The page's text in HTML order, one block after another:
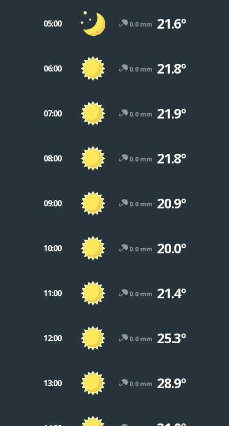
05:00 0.0 mm 21.6º
06:00 0.0 mm 21.8º
07:00 0.0 mm 21.9º
08:00 0.0 mm 21.8º
09:00 0.0 mm 20.9º
10:00 0.0 mm 20.0º
11:00 0.0 mm 21.4º
12:00 0.0 mm 25.3º
13:00 0.0 mm 28.9º